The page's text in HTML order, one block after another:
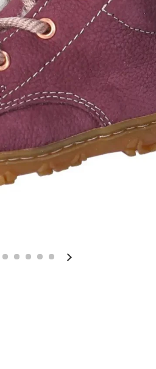
Folie Nächste Folie